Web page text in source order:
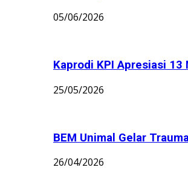
05/06/2026
Kaprodi KPI Apresiasi 13
25/05/2026
BEM Unimal Gelar
26/04/2026